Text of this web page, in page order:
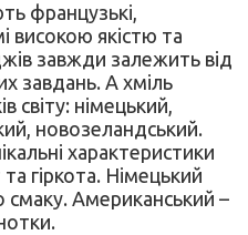
французькі,
високою якістю та
завжди залежить від
завдань. А хміль
світу: німецький,
новозеландський.
характеристики
гіркота. Німецький
смаку. Американський –